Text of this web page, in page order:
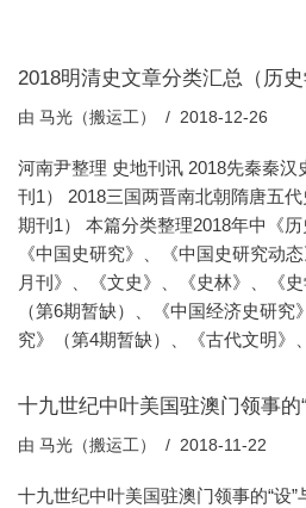
2018明清史文章分类汇总（历史
由 马光（搬运工） 2018-12-26
河南尹整理 史地刊讯 2018先秦秦
刊1） 2018三国两晋南北朝隋唐五
期刊1） 本篇分类整理2018年中《历
《中国史研究》、《中国史研究动
月刊》、《文史》、《史林》、《
（第6期暂缺）、《中国经济史研
究》（第4期暂缺）、《古代文明》
十九世纪中叶美国驻澳门领事的“
由 马光（搬运工） 2018-11-22
十九世纪中叶美国驻澳门领事的“设”